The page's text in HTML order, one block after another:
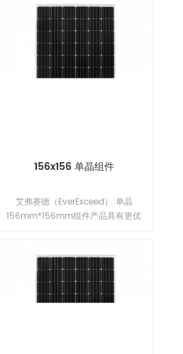
156x156 单晶组件
艾弗赛德（EverExceed） 单晶
156mm*156mm组件产品具有更优
靠性能。单晶156mm*156mm组
件，具有出众的电池技术和领先的制
造工艺，改进的电池工艺与精选的封
装材料使得EverExceed组件拥有良好